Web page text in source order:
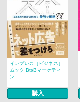
インプレス［ビジネス］
ムック BtoBマーケティ
ン...
購入